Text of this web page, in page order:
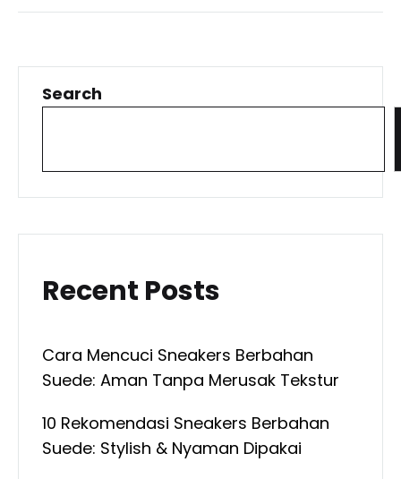
Search
Recent Posts
Cara Mencuci Sneakers Berbahan
Suede: Aman Tanpa Merusak Tekstur
10 Rekomendasi Sneakers Berbahan
Suede: Stylish & Nyaman Dipakai